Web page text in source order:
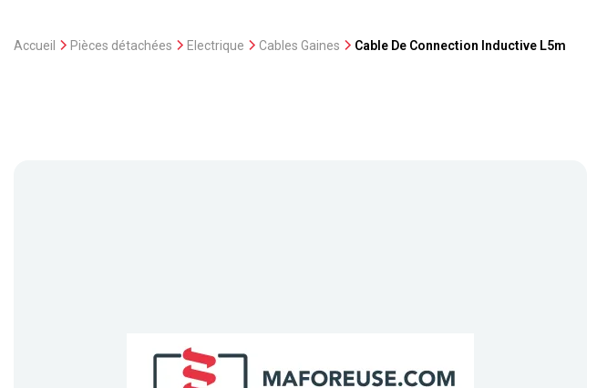
Accueil Pièces détachées Electrique Cables Gaines Cable De Connection Inductive L5m